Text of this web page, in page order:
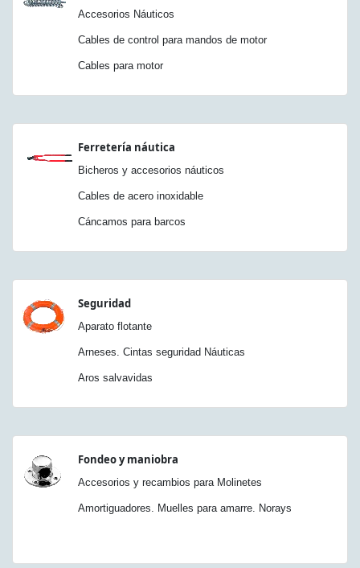
Accesorios Náuticos
Cables de control para mandos de motor
Cables para motor
Ferretería náutica
Bicheros y accesorios náuticos
Cables de acero inoxidable
Cáncamos para barcos
Seguridad
Aparato flotante
Arneses. Cintas seguridad Náuticas
Aros salvavidas
Fondeo y maniobra
Accesorios y recambios para Molinetes
Amortiguadores. Muelles para amarre. Norays